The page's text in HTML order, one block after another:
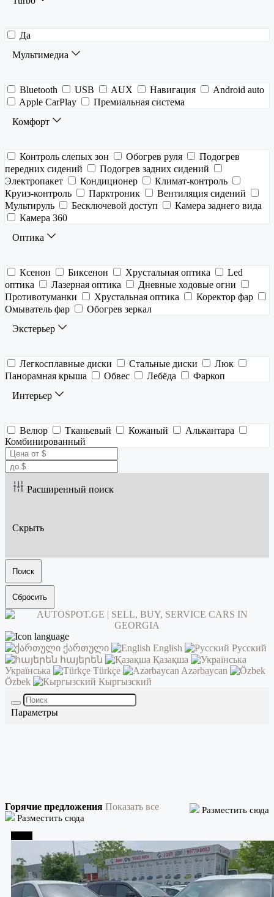
Да
Мультимедиа
Bluetooth USB AUX Навигация
Android auto
Apple CarPlay
Премиальная система
Комфорт
Контроль слепых зон Обогрев руля
Подогрев
передних сидений
Подогрев задних сидений
Электропакет
Кондиционер
Климат-контроль
Круиз-контроль
Парктроник
Вентиляция сидений
Мультируль
Бесключевой доступ
Камера заднего вида
Камера 360
Оптика
Ксенон Биксенон Хрустальная оптика
Led
оптика
Лазерная оптика
Дневные ходовые огни
Противотуманки
Хрустальная оптика
Коректор фар
Омыватель фар
Обогрев зеркал
Экстерьер
Легкосплавные диски Стальные диски
Люк
Панорамная крыша
Обвес Лебёда
Фаркоп
Интерьер
Велюр Тканьевый Кожаный
Алькантара
Комбинированный
Расширенный поиск
Скрыть
Поиск
Сбросить
ქართული English
Русский
հայերեն
Қазақша
Українська
Türkçe
Azərbaycan
Özbek
Кыргызский
Параметры
Горячие предложения Показать все
Разместить сюда
Разместить сюда